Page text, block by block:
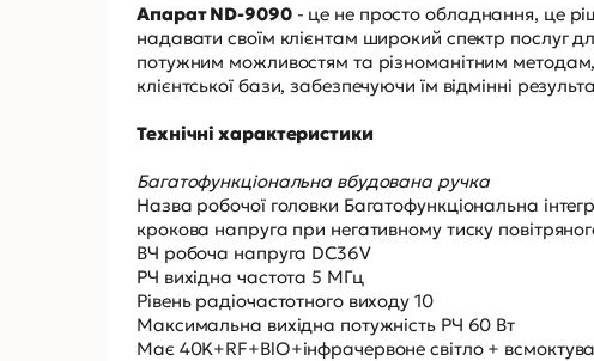
Апарат ND-9090- це не просто обладнання, це
надавати своїм клієнтам широкий спектр послуг
потужним можливостям та різноманітним
клієнтської бази, забезпечуючи їм відмінні
Технічні характеристики
Багатофункціональна вбудована ручка
Назва робочої головки Багатофункціональна
крокова напруга при негативному тиску
ВЧ робоча напруга DC36V
РЧ вихідна частота 5 МГц
Рівень радіочастотного виходу 10
Максимальна вихідна потужність РЧ 60 Вт
Має 40K+RF+BlO+інфрачервоне світло +